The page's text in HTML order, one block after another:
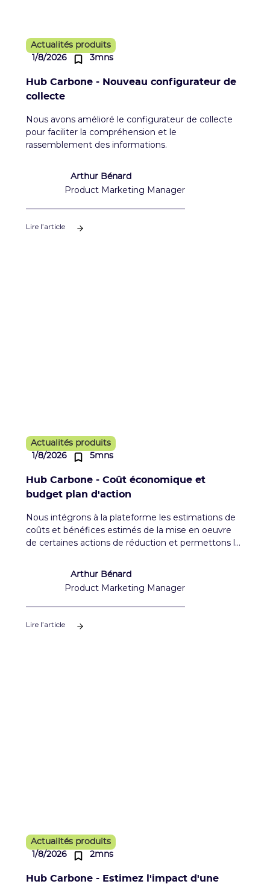
Actualités produits
1/8/2026
3mns
Hub Carbone - Nouveau configurateur de
collecte
Nous avons amélioré le configurateur de collecte
pour faciliter la compréhension et le
rassemblement des informations.
Arthur Bénard
Product Marketing Manager
Lire l’article
Actualités produits
1/8/2026
5mns
Hub Carbone - Coût économique et
budget plan d'action
Nous intégrons à la plateforme les estimations de
coûts et bénéfices estimés de la mise en oeuvre
de certaines actions de réduction et permettons la
plan d'action d'année en année.
Arthur Bénard
Product Marketing Manager
Lire l’article
Actualités produits
1/8/2026
2mns
Hub Carbone - Estimez l'impact d'une